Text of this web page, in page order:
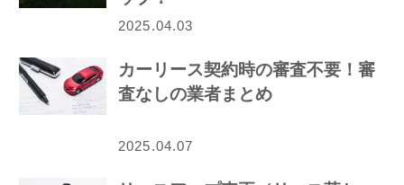
2025.04.03
カーリース契約時の審査不要！審
査なしの業者まとめ
2025.04.07